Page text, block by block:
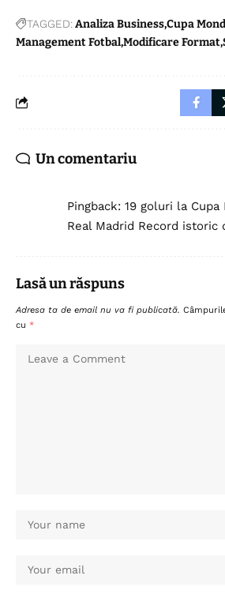
TAGGED:Analiza BusinessCupa
Management FotbalModificare Format
Un comentariu
Pingback: 19 goluri la
Real Madrid Record istoric
Lasă un răspuns
Adresa ta de email nu va fi publicată.
cu *